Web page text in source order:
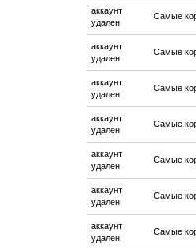
аккаунт
удален
Самые
аккаунт
удален
Самые
аккаунт
удален
Самые
аккаунт
удален
Самые
аккаунт
удален
Самые
аккаунт
удален
Самые
аккаунт
удален
Самые